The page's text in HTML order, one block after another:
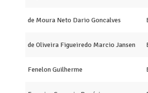
de Moura Neto Dario Goncalves
de Oliveira Figueiredo Marcio Jansen
Fenelon Guilherme